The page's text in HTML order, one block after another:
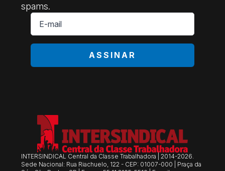
spams.
E-
mail
*
ASSINAR
INTERSINDICAL Central da Classe Trabalhadora | 2014-2026.
Sede Nacional: Rua Riachuelo, 122 - CEP: 01007-000 | Praça da